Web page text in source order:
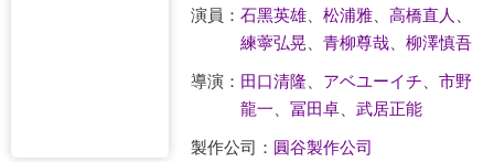
演員： 石黑英雄、 松浦雅、 高橋直人
練薴弘晃
青柳尊哉、 柳澤慎吾
導演： 田口清隆 アベユーイチ
市野
龍一
冨田卓、 武居正能
製作公司： 圓谷製作公司